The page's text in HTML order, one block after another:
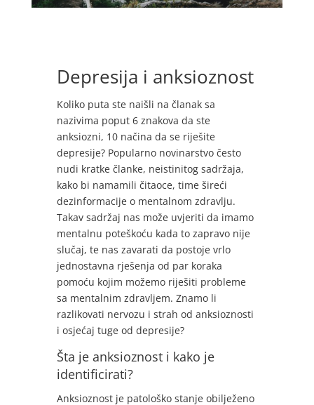
Depresija i anksioznost
Koliko puta ste naišli na članak sa
nazivima poput 6 znakova da ste
anksiozni, 10 načina da se riješite
depresije? Popularno novinarstvo često
nudi kratke članke, neistinitog sadržaja,
kako bi namamili čitaoce, time šireći
dezinformacije o mentalnom zdravlju.
Takav sadržaj nas može uvjeriti da imamo
mentalnu poteškoću kada to zapravo nije
slučaj, te nas zavarati da postoje vrlo
jednostavna rješenja od par koraka
pomoću kojim možemo riješiti probleme
sa mentalnim zdravljem. Znamo li
razlikovati nervozu i strah od anksioznosti
i osjećaj tuge od depresije?
Šta je anksioznost i kako je
identificirati?
Anksioznost je patološko stanje obilježeno